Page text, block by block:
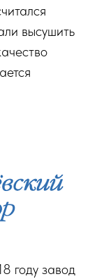
высушить
году завод